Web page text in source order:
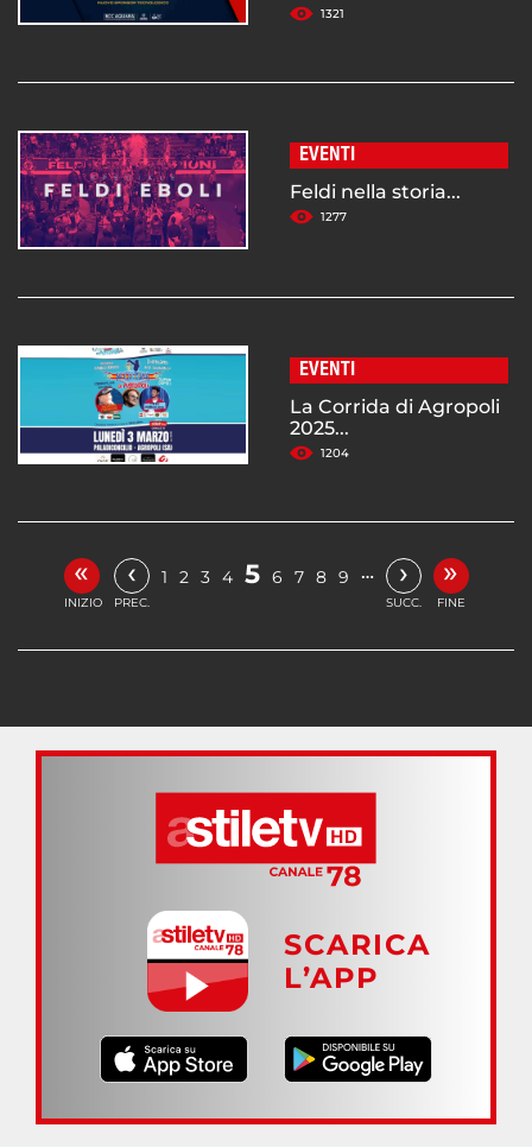
1321
EVENTI
Feldi nella storia...
1277
EVENTI
La Corrida di Agropoli
2025...
1204
«
INIZIO
‹
PREC.
1 2 3 4 5 6 7 8 9 … ›
SUCC.
»
FINE
SCARICA
L’APP